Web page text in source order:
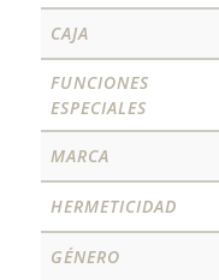
CAJA
FUNCIONES
ESPECIALES
MARCA
HERMETICIDAD
GÉNERO